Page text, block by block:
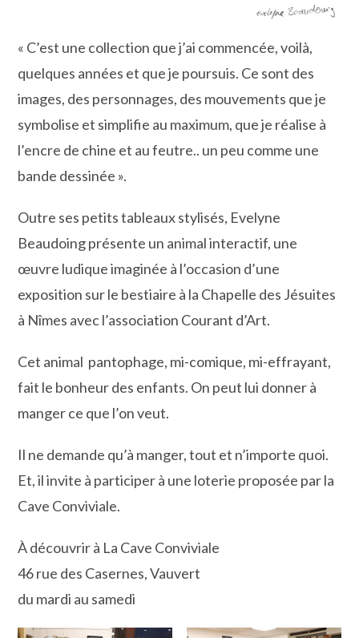
« C’est une collection que j’ai commencée, voilà,
quelques années et que je poursuis. Ce sont des
images, des personnages, des mouvements que je
symbolise et simplifie au maximum, que je réalise à
l’encre de chine et au feutre.. un peu comme une
bande dessinée ».
Outre ses petits tableaux stylisés, Evelyne
Beaudoing présente un animal interactif, une
œuvre ludique imaginée à l’occasion d’une
exposition sur le bestiaire à la Chapelle des Jésuites
à Nîmes avec l’association Courant d’Art.
Cet animal pantophage, mi-comique, mi-effrayant,
fait le bonheur des enfants. On peut lui donner à
manger ce que l’on veut.
Il ne demande qu’à manger, tout et n’importe quoi.
Et, il invite à participer à une loterie proposée par la
Cave Conviviale.
À découvrir à La Cave Conviviale
46 rue des Casernes, Vauvert
du mardi au samedi